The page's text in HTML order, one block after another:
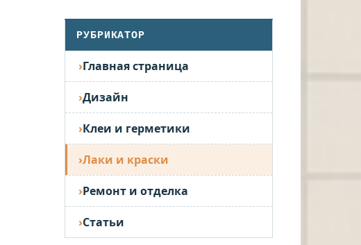
РУБРИКАТОР
Главная страница
Дизайн
Клеи и герметики
Лаки и краски
Ремонт и отделка
Статьи